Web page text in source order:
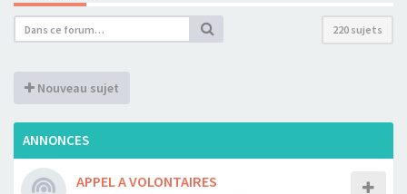
220 sujets
Nouveau sujet
ANNONCES
APPEL A VOLONTAIRES